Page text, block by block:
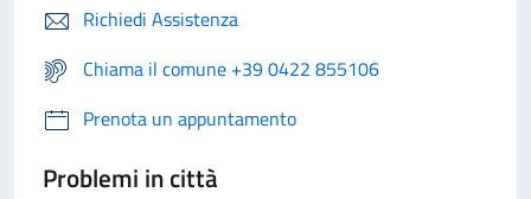
Richiedi Assistenza
Chiama il comune +39 0422 855106
Prenota un appuntamento
Problemi in città